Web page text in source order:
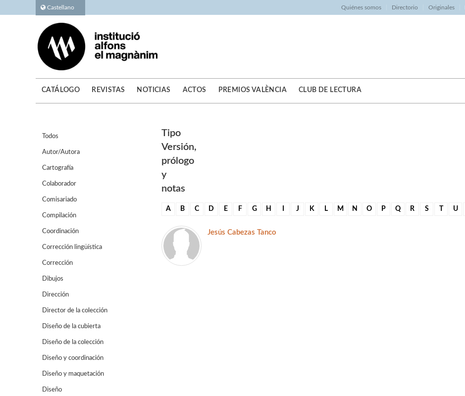
Castellano Quiénes somos Directorio Originales
CATÁLOGO REVISTAS NOTICIAS ACTOS PREMIOS VALÈNCIA CLUB DE LECTURA
Todos
Autor/Autora
Cartografía
Colaborador
Comisariado
Compilación
Coordinación
Corrección lingüística
Corrección
Dibujos
Dirección
Director de la colección
Diseño de la cubierta
Diseño de la colección
Diseño y coordinación
Diseño y maquetación
Diseño
Tipo
Versión,
prólogo
y
notas
A B C D E F G H J K L M N O P Q R S U
Jesús Cabezas Tanco